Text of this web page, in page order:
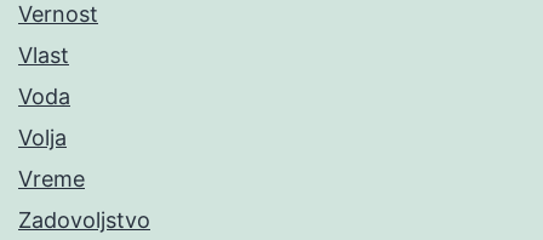
Vernost
Vlast
Voda
Volja
Vreme
Zadovoljstvo